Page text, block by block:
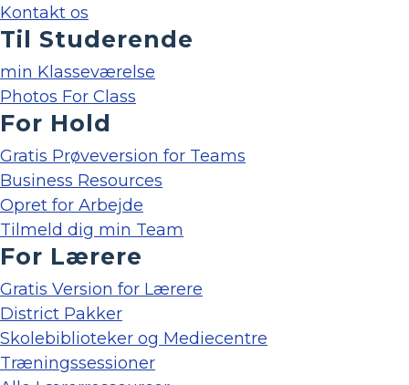
Kontakt os
Til Studerende
min Klasseværelse
Photos For Class
For Hold
Gratis Prøveversion for Teams
Business Resources
Opret for Arbejde
Tilmeld dig min Team
For Lærere
Gratis Version for Lærere
District Pakker
Skolebiblioteker og Mediecentre
Træningssessioner